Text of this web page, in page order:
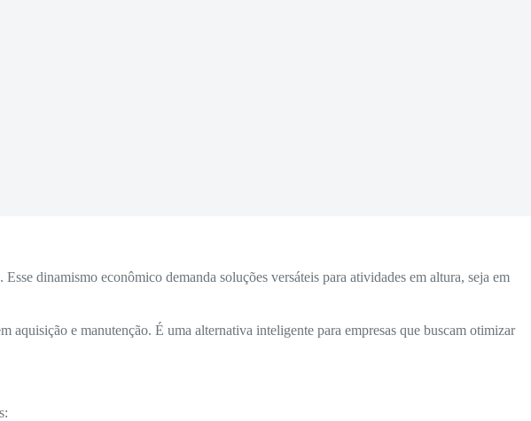
dinamismo econômico demanda soluções versáteis para atividades em altura, seja em
aquisição e manutenção. É uma alternativa inteligente para empresas que buscam otimizar